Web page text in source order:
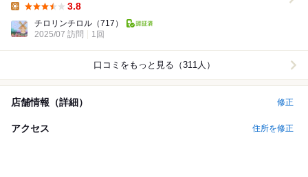
3.8
チロリンチロル （717）
2025/07 訪問
1回
口コミをもっと見る（311人）
店舗情報（詳細） 修正
アクセス 住所を修正